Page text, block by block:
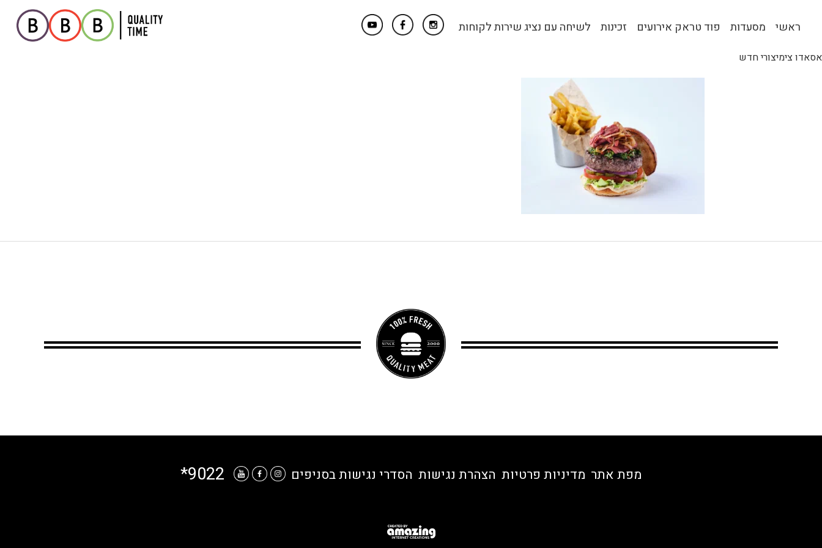
ראשי מסעדות פוד טראק אירועים זכינות לשיחה עם נציג שירות לקוחות
אסאדו צימיצורי חדש
מפת אתר מדיניות פרטיות הצהרת נגישות הסדרי נגישות בסניפים *9022